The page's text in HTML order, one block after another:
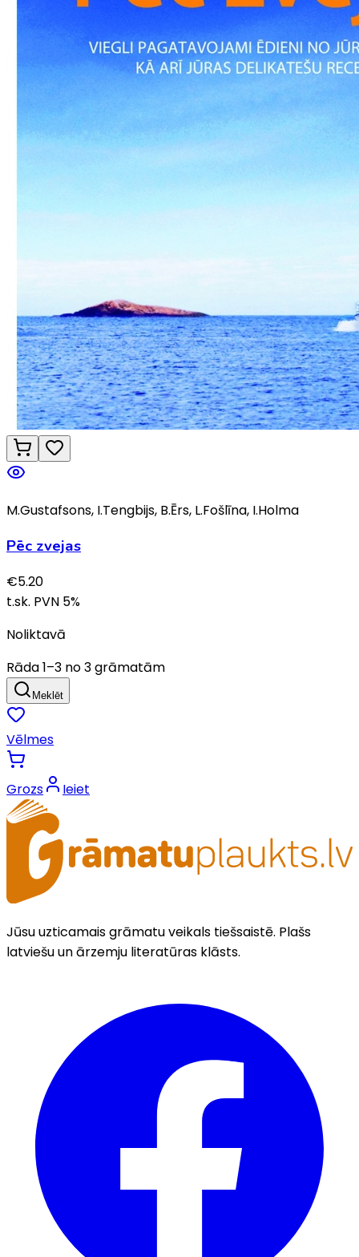
M.Gustafsons, I.Tengbijs, B.Ērs, L.Fošlīna, I.Holma
Pēc zvejas
€5.20
t.sk. PVN 5%
Noliktavā
Rāda1–3 no3grāmatām
Meklēt
Vēlmes
Grozs Ieiet
Jūsu uzticamais grāmatu veikals tiešsaistē. Plašs
latviešu un ārzemju literatūras klāsts.